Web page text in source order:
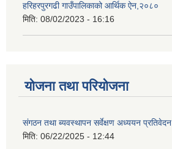
हरिहरपुरगढी गाउँपालिकाको आर्थिक ऐन,२०८०
मिति: 08/02/2023 - 16:16
योजना तथा परियोजना
संगठन तथा ब्यवस्थापन सर्वेक्षण अध्ययन प्रतिवेदन
मिति: 06/22/2025 - 12:44